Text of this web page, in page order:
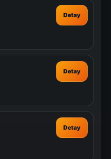
Detay
Detay
Detay